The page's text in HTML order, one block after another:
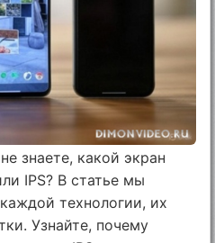
знаете, какой экран
IPS? В статье мы
технологии, их
Узнайте, почему